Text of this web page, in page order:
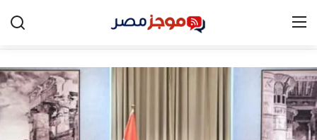
الرئيسية
مصر